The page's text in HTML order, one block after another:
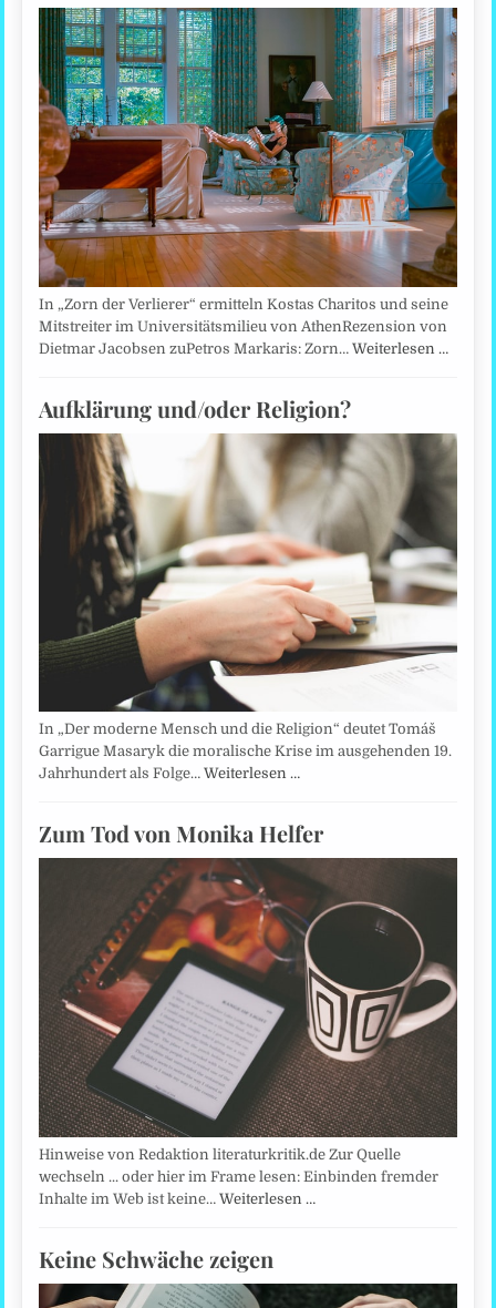
In „Zorn der Verlierer“ ermitteln Kostas Charitos und seine
Mitstreiter im Universitätsmilieu von AthenRezension von
Dietmar Jacobsen zuPetros Markaris: Zorn…Weiterlesen …
Aufklärung und/oder Religion?
In „Der moderne Mensch und die Religion“ deutet Tomáš
Garrigue Masaryk die moralische Krise im ausgehenden 19.
Jahrhundert als Folge…Weiterlesen …
Zum Tod von Monika Helfer
Hinweise von Redaktion literaturkritik.de Zur Quelle
wechseln ... oder hier im Frame lesen: Einbinden fremder
Inhalte im Web ist keine…Weiterlesen …
Keine Schwäche zeigen